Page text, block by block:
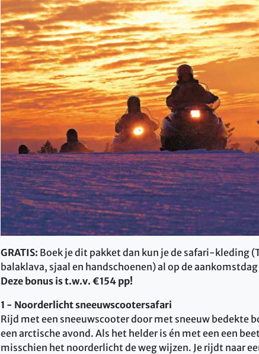
GRATIS: Boek je dit pakket dan kun je de safari-kleding
balaklava, sjaal en handschoenen) al op de
Deze bonus is t.w.v. €154 pp!
1 - Noorderlicht sneeuwscootersafari
Rijd met een sneeuwscooter door met sneeuw bedekte
een arctische avond. Als het helder is én met een een
misschien het noorderlicht de weg wijzen. Je rijdt naar